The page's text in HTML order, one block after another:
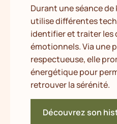
Durant une séance
utilise différentes
identifier et traiter les
émotionnels. Via une
respectueuse, elle
énergétique pour
retrouver la sérénité.
Découvrez son